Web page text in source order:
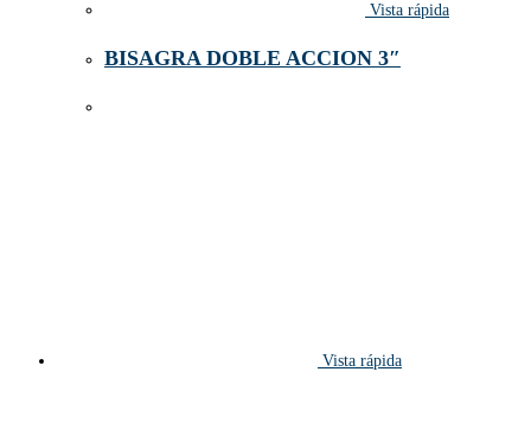
Vista rápida
BISAGRA DOBLE ACCION 3″
Vista rápida